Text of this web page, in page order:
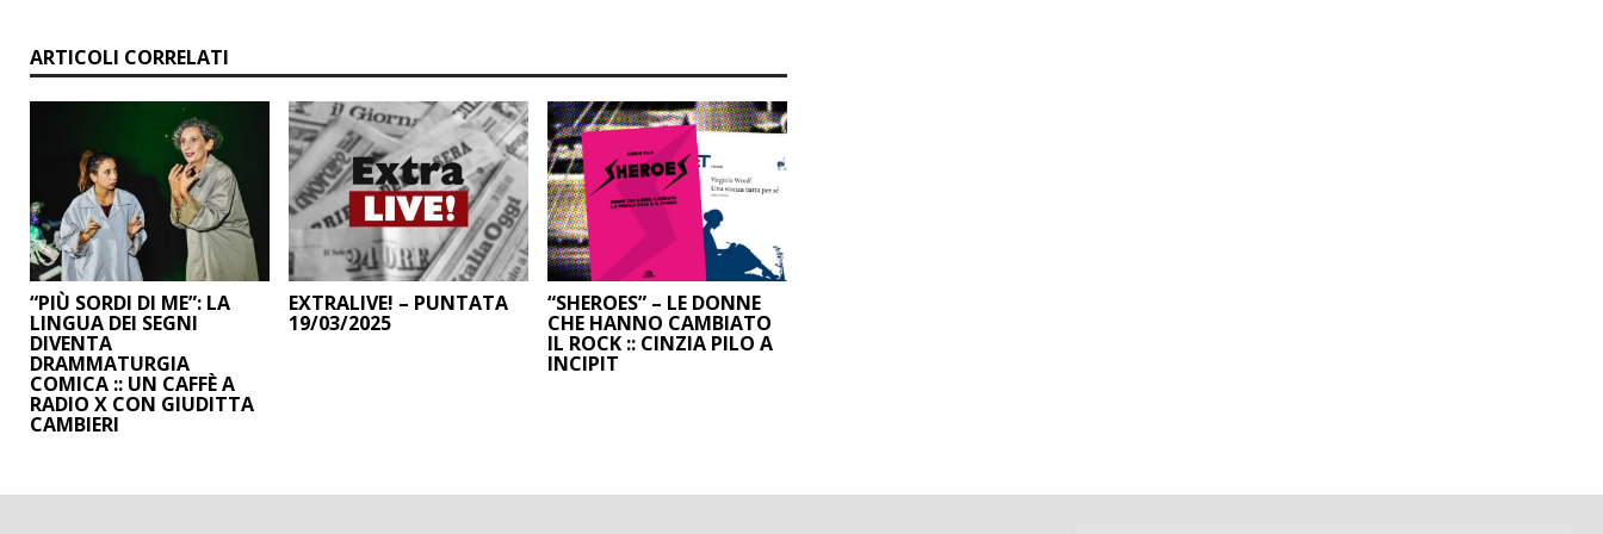
ARTICOLI CORRELATI
“PIÙ SORDI DI ME”: LA
LINGUA DEI SEGNI
DIVENTA
DRAMMATURGIA
COMICA :: UN CAFFÈ A
RADIO X CON GIUDITTA
CAMBIERI
EXTRALIVE! – PUNTATA
19/03/2025
“SHEROES” – LE DONNE
CHE HANNO CAMBIATO
IL ROCK :: CINZIA PILO A
INCIPIT